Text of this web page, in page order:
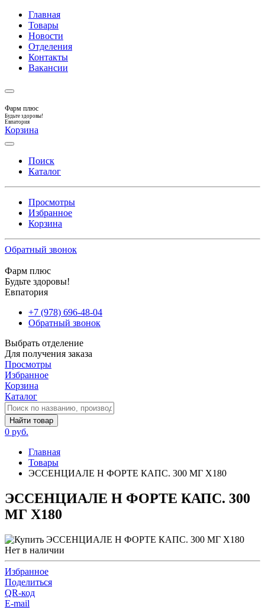
Главная
Товары
Новости
Отделения
Контакты
Вакансии
Фарм плюс
Будьте здоровы!
Евпатория
Корзина
Поиск
Каталог
Просмотры
Избранное
Корзина
Обратный звонок
Фарм плюс
Будьте здоровы!
Евпатория
+7 (978) 696-48-04
Обратный звонок
Выбрать отделение
Для получения заказа
Просмотры
Избранное
Корзина
Каталог
Найти товар
0 руб.
Главная
Товары
ЭССЕНЦИАЛЕ Н ФОРТЕ КАПС. 300 МГ Х180
ЭССЕНЦИАЛЕ Н ФОРТЕ КАПС. 300
МГ Х180
Нет в наличии
Избранное
Поделиться
QR-код
E-mail